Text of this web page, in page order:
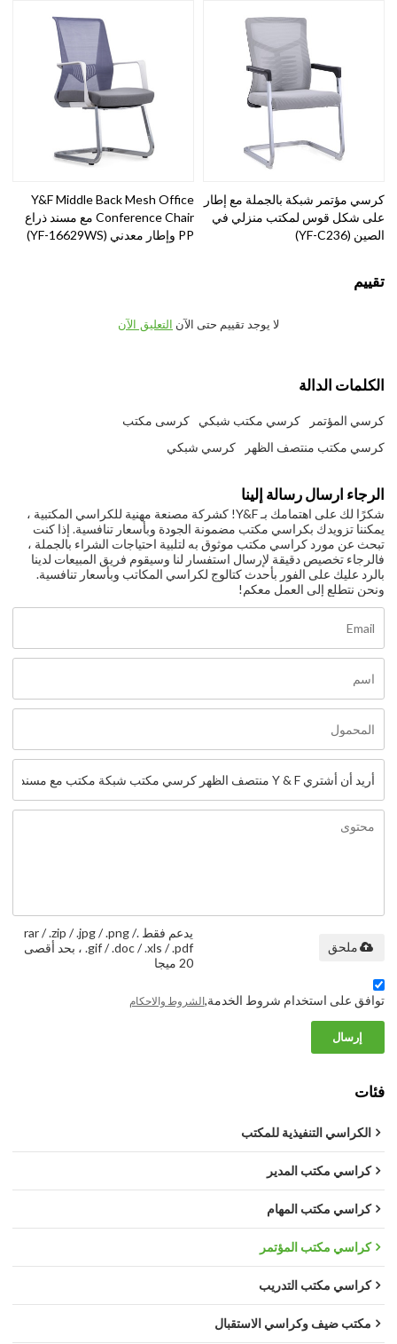
كرسي مؤتمر شبكة بالجملة مع إطار
على شكل قوس لمكتب منزلي في
الصين (YF-C236)
Y&F Middle Back Mesh Office
Conference Chair مع مسند ذراع
PP وإطار معدني (YF-16629WS)
تقييم
لا يوجد تقييم حتى الآن التعليق الآن
الكلمات الدالة
كرسي المؤتمر كرسي مكتب شبكي
كرسى مكتب
كرسي مكتب منتصف الظهر
كرسي شبكي
الرجاء ارسال رسالة إلينا
شكرًا لك على اهتمامك بـ Y&F! كشركة مصنعة مهنية للكراسي المكتبية ،
يمكننا تزويدك بكراسي مكتب مضمونة الجودة وبأسعار تنافسية. إذا كنت
تبحث عن مورد كراسي مكتب موثوق به لتلبية احتياجات الشراء بالجملة ،
فالرجاء تخصيص دقيقة لإرسال استفسار لنا وسيقوم فريق المبيعات لدينا
بالرد عليك على الفور بأحدث كتالوج لكراسي المكاتب وبأسعار تنافسية.
ونحن نتطلع إلى العمل معكم!
يدعم فقط .rar / .zip / .jpg / .png /
.gif / .doc / .xls / .pdf ، بحد أقصى
20 ميجا
ملحق
توافق على استخدام شروط الخدمة,الشروط والاحكام
إرسال
فئات
الكراسي التنفيذية للمكتب
كراسي مكتب المدير
كراسي مكتب المهام
كراسي مكتب المؤتمر
كراسي مكتب التدريب
مكتب ضيف وكراسي الاستقبال